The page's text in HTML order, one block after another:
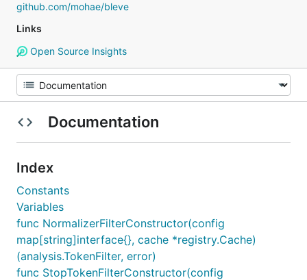
github.com/mohae/bleve
Links
Open Source Insights
Documentation
Index
Constants
Variables
func NormalizerFilterConstructor(config
map[string]interface{}, cache *registry.Cache)
(analysis.TokenFilter, error)
func StopTokenFilterConstructor(config